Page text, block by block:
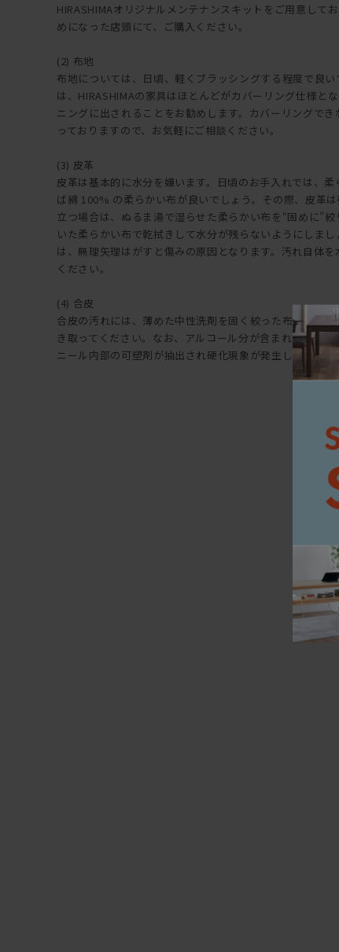
HIRASHIMAオリジナルメンテナンスキットをご用意して
めになった店頭にて、ご購入ください。
(2) 布地
布地については、日頃、軽くブラッシングする程度で良
は、HIRASHIMAの家具はほとんどがカバーリング仕様と
ニングに出されることをお勧めします。カバーリングで
っておりますので、お気軽にご相談ください。
(3) 皮革
皮革は基本的に水分を嫌います。日頃のお手入れでは、
ば綿 100% の柔らかい布が良いでしょう。その際、皮革
立つ場合は、ぬるま湯で湿らせた柔らかい布を“固めに”
いた柔らかい布で乾拭きして水分が残らないようにしま
は、無理矢理はがすと傷みの原因となります。汚れ自体
ください。
(4) 合皮
合皮の汚れには、薄めた中性洗剤を固く絞った布で拭き上
き取ってください。なお、アルコール分が含まれた洗剤
ニール内部の可塑剤が抽出され硬化現象が発生しますので